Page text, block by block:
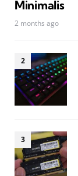
Minimalis
2 months ago